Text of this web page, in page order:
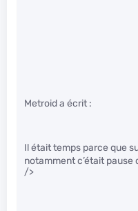
Metroid a écrit :
Il était temps parce que
notamment c’était
/>